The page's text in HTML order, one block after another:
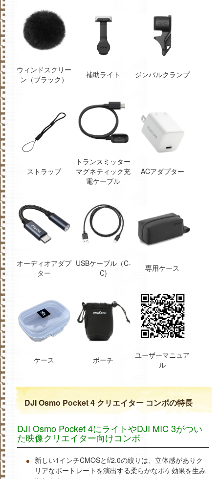
ウィンドスクリー
ン（ブラック）
補助ライト ジンバルクランプ
ストラップ
トランスミッター
マグネティック充
電ケーブル
ACアダプター
オーディオアダプ
ター
USBケーブル（C-
C)
専用ケース
ケース ポーチ
ユーザーマニュア
ル
DJI Osmo Pocket 4 クリエイター コンボの特長
DJI Osmo Pocket 4にライトやDJI MIC 3がつい
た映像クリエイター向けコンボ
新しい1インチCMOSとf/2.0の絞りは、立体感がありク
リアなポートレートを演出する柔らかなボケ効果を生み